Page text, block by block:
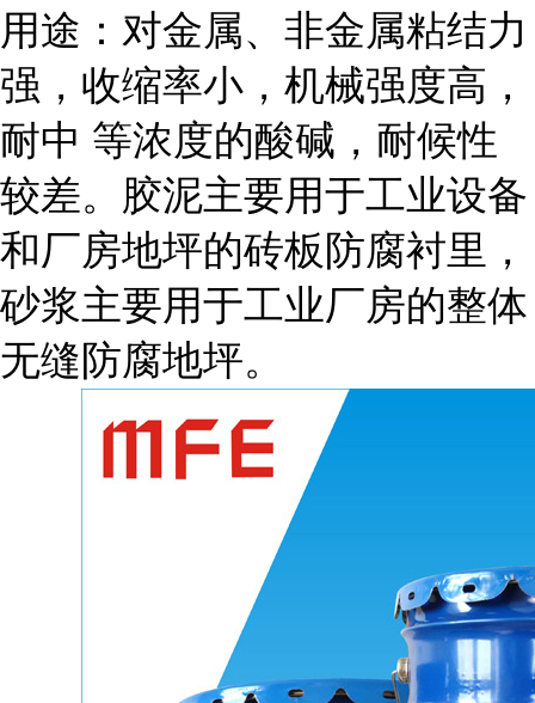
用途：对金属、非金属粘结力
强，收缩率小，机械强度高，
耐中 等浓度的酸碱，耐候性
较差。胶泥主要用于工业设备
和厂房地坪的砖板防腐衬里，
砂浆主要用于工业厂房的整体
无缝防腐地坪。